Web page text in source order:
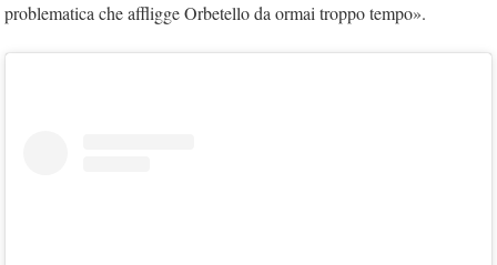
problematica che affligge Orbetello da ormai troppo tempo».